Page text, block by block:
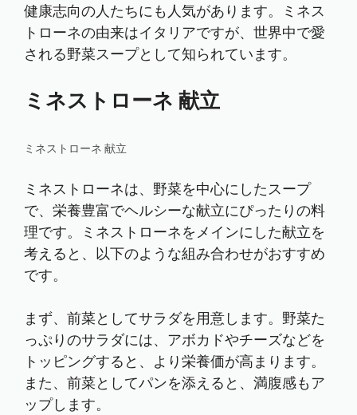
健康志向の人たちにも人気があります。ミネス
トローネの由来はイタリアですが、世界中で愛
される野菜スープとして知られています。
ミネストローネ 献立
ミネストローネ 献立
ミネストローネは、野菜を中心にしたスープ
で、栄養豊富でヘルシーな献立にぴったりの料
理です。ミネストローネをメインにした献立を
考えると、以下のような組み合わせがおすすめ
です。
まず、前菜としてサラダを用意します。野菜た
っぷりのサラダには、アボカドやチーズなどを
トッピングすると、より栄養価が高まります。
また、前菜としてパンを添えると、満腹感もア
ップします。